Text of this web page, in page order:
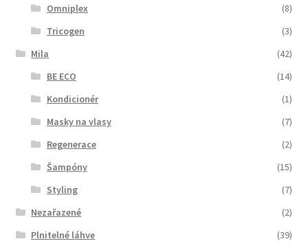
Omniplex
(8)
Tricogen
(3)
Mila
(42)
BE ECO
(14)
Kondicionér
(1)
Masky na vlasy
(7)
Regenerace
(2)
Šampóny
(15)
Styling
(7)
Nezařazené
(2)
Plnitelné láhve
(39)